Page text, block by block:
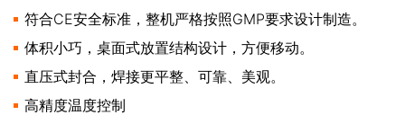
符合CE安全标准，整机严格按照GMP要求设计制造。
体积小巧，桌面式放置结构设计，方便移动。
直压式封合，焊接更平整、可靠、美观。
高精度温度控制